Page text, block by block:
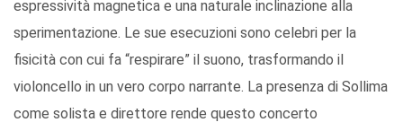
espressività magnetica e una naturale inclinazione alla
sperimentazione. Le sue esecuzioni sono celebri per la
fisicità con cui fa “respirare” il suono, trasformando il
violoncello in un vero corpo narrante. La presenza di Sollima
come solista e direttore rende questo concerto